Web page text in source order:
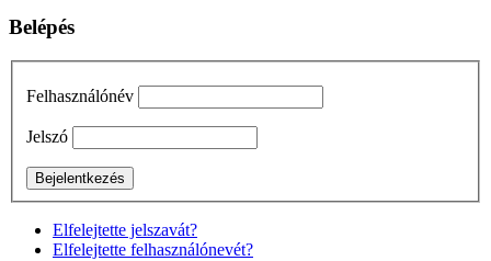
Belépés
Felhasználónév
Jelszó
Elfelejtette jelszavát?
Elfelejtette felhasználónevét?